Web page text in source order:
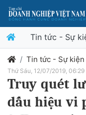
Tin tức - Sự
Tin tức - Sự kiện
Thứ Sáu, 12/07/2019, 06:29
Truy quét
dấu hiệu vi